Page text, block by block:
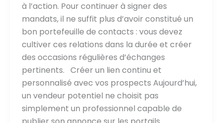
à l’action. Pour continuer à signer des
mandats, il ne suffit plus d’avoir constitué un
bon portefeuille de contacts : vous devez
cultiver ces relations dans la durée et créer
des occasions régulières d’échanges
pertinents. Créer un lien continu et
personnalisé avec vos prospects Aujourd’hui,
un vendeur potentiel ne choisit pas
simplement un professionnel capable de